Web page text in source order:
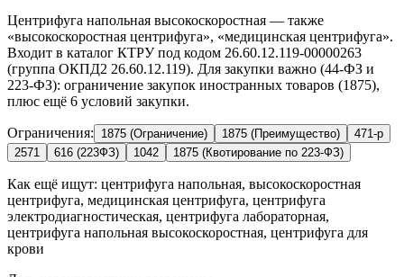
Центрифуга напольная высокоскоростная — также
«высокоскоростная центрифуга», «медицинская центрифуга».
Входит в каталог КТРУ под кодом 26.60.12.119-00000263
(группа ОКПД2 26.60.12.119). Для закупки важно (44-ФЗ и
223-ФЗ): ограничение закупок иностранных товаров (1875),
плюс ещё 6 условий закупки.
Ограничения: 1875 (Ограничение) 1875 (Преимущество)
471-р
2571
616 (223ФЗ) 1042 1875 (Квотирование по 223-ФЗ)
Как ещё ищут: центрифуга напольная, высокоскоростная
центрифуга, медицинская центрифуга, центрифуга
электродиагностическая, центрифуга лабораторная,
центрифуга напольная высокоскоростная, центрифуга для
крови